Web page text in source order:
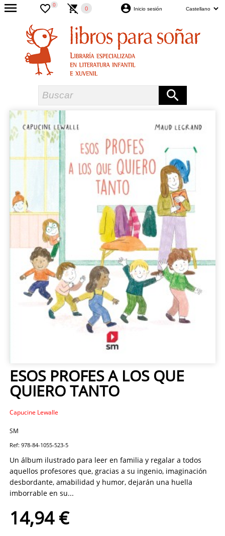
Inicio sesión
0 0
ESOS PROFES A LOS QUE
QUIERO TANTO
Capucine Lewalle
SM
Ref: 978-84-1055-523-5
Un álbum ilustrado para leer en familia y regalar a todos
aquellos profesores que, gracias a su ingenio, imaginación
desbordante, amabilidad y humor, dejarán una huella
imborrable en su...
14,94 €